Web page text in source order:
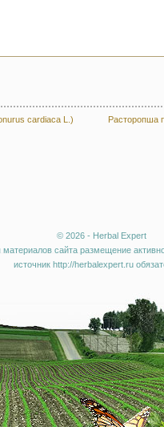
cardiaca L.) Расторопша
© 2026 - Herbal Expert
материалов сайта размещение
источник http://herbalexpert.ru